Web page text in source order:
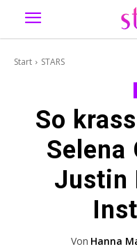
Start STARS
So
Selena
Justin
Von Hanna